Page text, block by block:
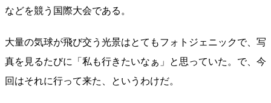
などを競う国際大会である。
大量の気球が飛び交う光景はとてもフォトジェニックで、写
真を見るたびに「私も行きたいなぁ」と思っていた。で、今
回はそれに行って来た、というわけだ。